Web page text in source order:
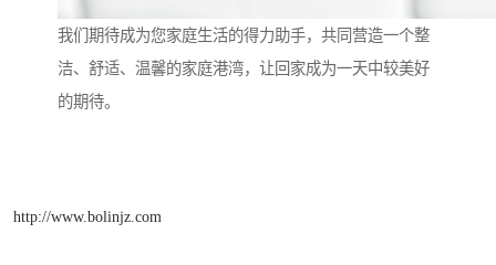
我们期待成为您家庭生活的得力助手，共同营造一个整
洁、舒适、温馨的家庭港湾，让回家成为一天中较美好
的期待。
http://www.bolinjz.com